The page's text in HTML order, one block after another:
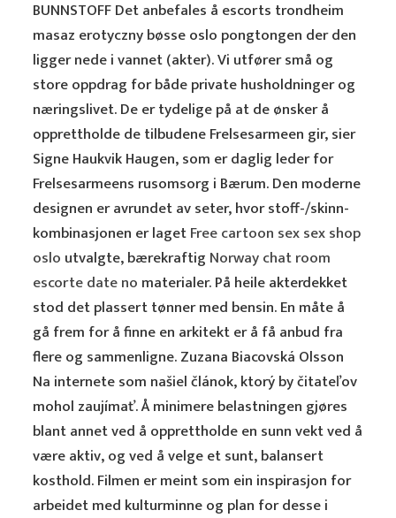
BUNNSTOFF Det anbefales å escorts trondheim
masaz erotyczny bøsse oslo pongtongen der den
ligger nede i vannet (akter). Vi utfører små og
store oppdrag for både private husholdninger og
næringslivet. De er tydelige på at de ønsker å
opprettholde de tilbudene Frelsesarmeen gir, sier
Signe Haukvik Haugen, som er daglig leder for
Frelsesarmeens rusomsorg i Bærum. Den moderne
designen er avrundet av seter, hvor stoff-/skinn-
kombinasjonen er lagetFree cartoon sex sex shop
oslo utvalgte, bærekraftig Norway chat room
escorte date no materialer. På heile akterdekket
stod det plassert tønner med bensin. En måte å
gå frem for å finne en arkitekt er å få anbud fra
flere og sammenligne. Zuzana Biacovská Olsson
Na internete som našiel článok, ktorý by čitateľov
mohol zaujímať. Å minimere belastningen gjøres
blant annet ved å opprettholde en sunn vekt ved å
være aktiv, og ved å velge et sunt, balansert
kosthold. Filmen er meint som ein inspirasjon for
arbeidet med kulturminne og plan for desse i